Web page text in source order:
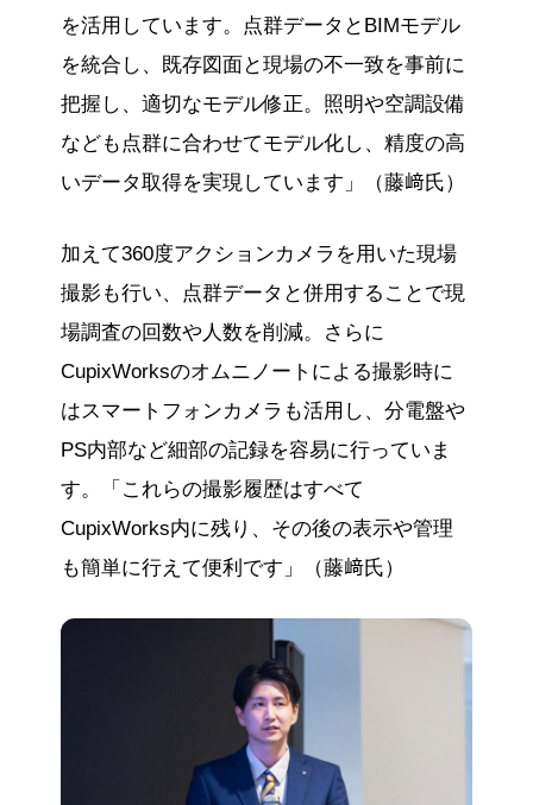
を活用しています。点群データとBIMモデル
を統合し、既存図面と現場の不一致を事前に
把握し、適切なモデル修正。照明や空調設備
なども点群に合わせてモデル化し、精度の高
いデータ取得を実現しています」（藤﨑氏）
加えて360度アクションカメラを用いた現場
撮影も行い、点群データと併用することで現
場調査の回数や人数を削減。さらに
CupixWorksのオムニノートによる撮影時に
はスマートフォンカメラも活用し、分電盤や
PS内部など細部の記録を容易に行っていま
す。「これらの撮影履歴はすべて
CupixWorks内に残り、その後の表示や管理
も簡単に行えて便利です」（藤﨑氏）